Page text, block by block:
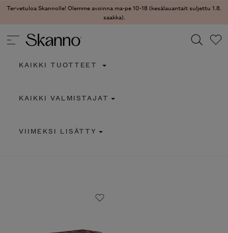
Tervetuloa Skannolle! Olemme avoinna ma-pe 10-18 (kesälauantait suljettu 1.8.
saakka).
Type 2 or more characters for results.
KAIKKI TUOTTEET
KAIKKI VALMISTAJAT
VIIMEKSI LISÄTTY